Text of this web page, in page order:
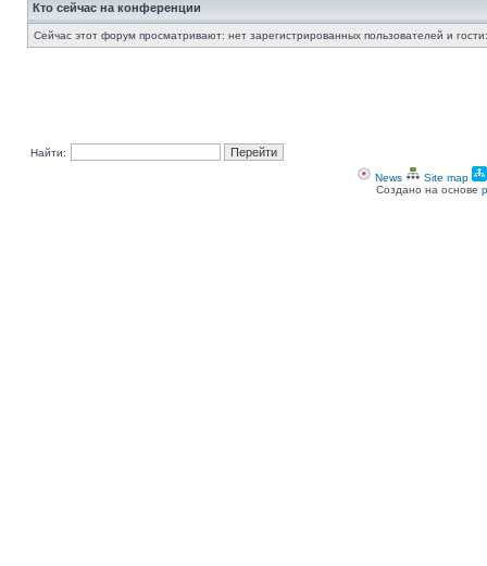
Кто сейчас на конференции
Сейчас этот форум просматривают: нет зарегистрированных пользователей и
Найти:
News Site map
Создано на основе